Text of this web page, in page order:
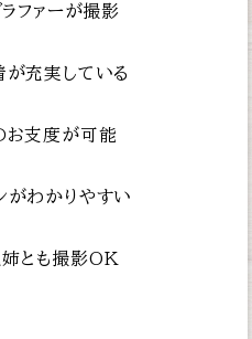
ラファーが撮影
が充実している
お支度が可能
がわかりやすい
とも撮影OK